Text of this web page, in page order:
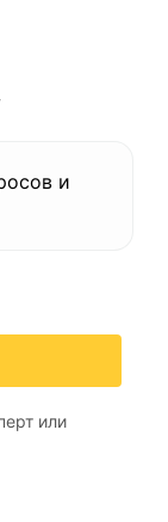
2,5 м
0,5 мм
и
или